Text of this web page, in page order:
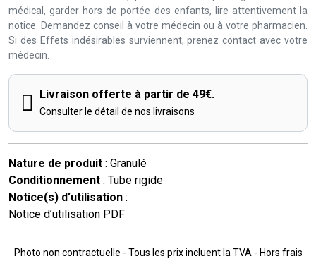
médical, garder hors de portée des enfants, lire attentivement la
notice. Demandez conseil à votre médecin ou à votre pharmacien.
Si des Effets indésirables surviennent, prenez contact avec votre
médecin.
Livraison offerte à partir de 49€.
Consulter le détail de nos livraisons
Nature de produit : Granulé
Conditionnement : Tube rigide
Notice(s) d’utilisation :
Notice d’utilisation PDF
Photo non contractuelle - Tous les prix incluent la TVA - Hors frais